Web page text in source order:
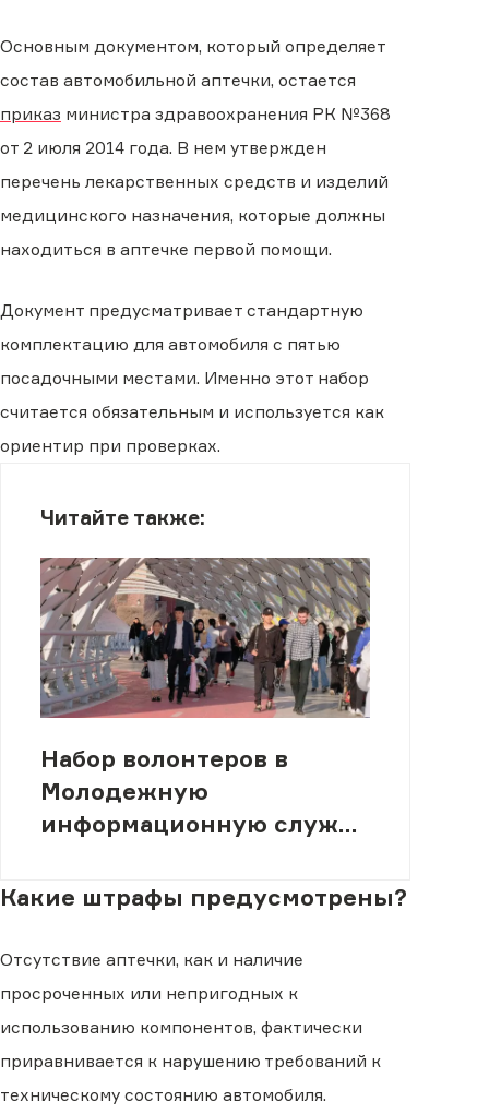
Основным документом, который определяет
состав автомобильной аптечки, остается
приказ министра здравоохранения РК №368
от 2 июля 2014 года. В нем утвержден
перечень лекарственных средств и изделий
медицинского назначения, которые должны
находиться в аптечке первой помощи.
Документ предусматривает стандартную
комплектацию для автомобиля с пятью
посадочными местами. Именно этот набор
считается обязательным и используется как
ориентир при проверках.
Читайте также:
Набор волонтеров в
Молодежную
информационную службу
Какие штрафы предусмотрены?
Отсутствие аптечки, как и наличие
просроченных или непригодных к
использованию компонентов, фактически
приравнивается к нарушению требований к
техническому состоянию автомобиля.